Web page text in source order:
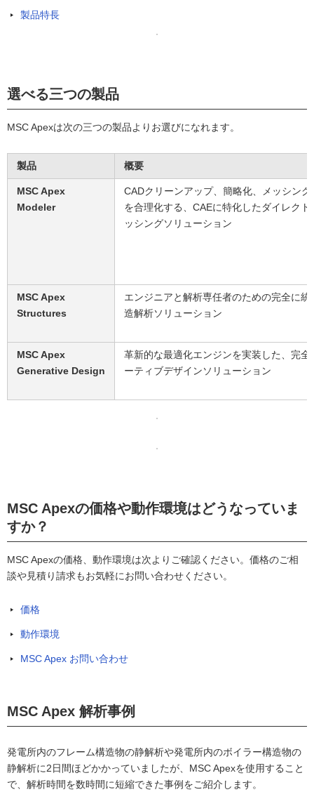
製品特長
選べる三つの製品
MSC Apexは次の三つの製品よりお選びになれます。
製品 概要
MSC Apex
Modeler
CADクリーンアップ、簡略化、メッシン
を合理化する、CAEに特化したダイレク
ッシングソリューション
MSC Apex
Structures
エンジニアと解析専任者のための完全に統
造解析ソリューション
MSC Apex
Generative Design
革新的な最適化エンジンを実装した、完全
ーティブデザインソリューション
MSC Apexの価格や動作環境はどうなっていま
すか？
MSC Apexの価格、動作環境は次よりご確認ください。価格のご相
談や見積り請求もお気軽にお問い合わせください。
価格
動作環境
MSC Apex お問い合わせ
MSC Apex 解析事例
発電所内のフレーム構造物の静解析や発電所内のボイラー構造物の
静解析に2日間ほどかかっていましたが、MSC Apexを使用すること
で、解析時間を数時間に短縮できた事例をご紹介します。